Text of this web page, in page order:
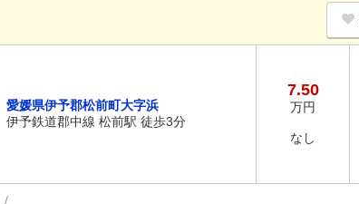
愛媛県伊予郡松前町大字浜
伊予鉄道郡中線 松前駅 徒歩3分
7.50
万円
なし